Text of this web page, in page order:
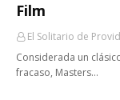
Film
El Solitario de
Considerada un
fracaso, Masters…